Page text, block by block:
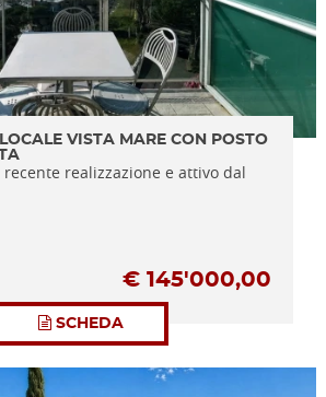
VISTA MARE CON POSTO
realizzazione e attivo dal
€ 145'000,00
SCHEDA